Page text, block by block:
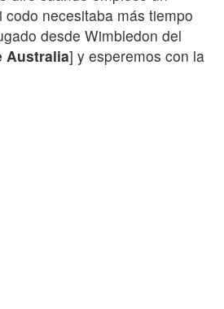
necesitaba más tiempo
desde Wimbledon del
Australia] y esperemos con la